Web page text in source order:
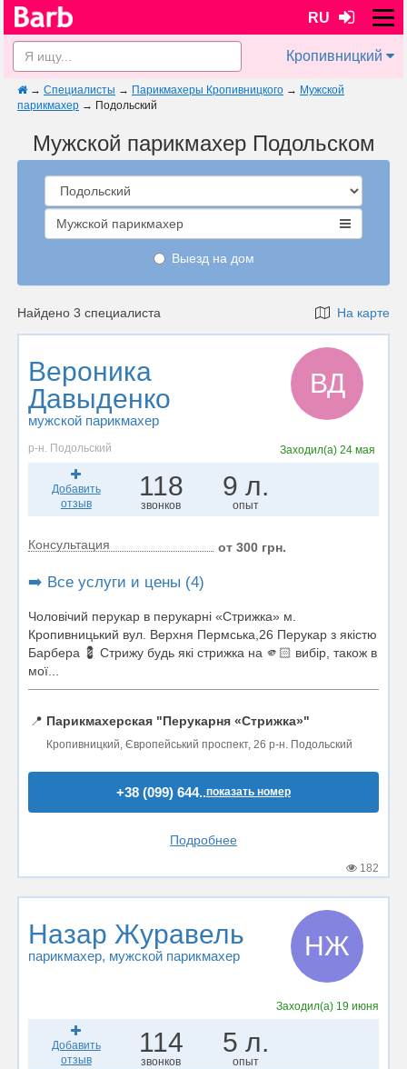
RU
Кропивницкий
→ Специалисты → Парикмахеры Кропивницкого → Мужской
парикмахер → Подольский
Мужской парикмахер Подольском
Мужской парикмахер
Выезд на дом
Найдено 3 специалиста На карте
Вероника
Давыденко
мужской парикмахер
ВД
р-н. Подольский Заходил(а) 24 мая
Добавить
отзыв
118
звонков
9 л.
опыт
Консультация от 300 грн.
➡️ Все услуги и цены (4)
Чоловічий перукар в перукарні «Стрижка» м.
Кропивницький вул. Верхня Пермська,26 Перукар з якістю
Барбера 💈 Стрижу будь які стрижка на 🫵🏻 вибір, також в
мої...
📍 Парикмахерская "Перукарня «Стрижка»"
Кропивницкий, Європейський проспект, 26 р-н. Подольский
+38 (099) 644..показать номер
Подробнее
182
Назар Журавель
парикмахер, мужской парикмахер НЖ
Заходил(а) 19 июня
Добавить
отзыв
114
звонков
5 л.
опыт